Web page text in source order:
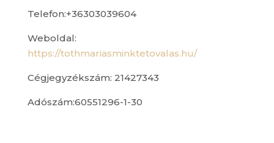
Telefon:+36303039604
Weboldal:
https://tothmariasminktetovalas.hu/
Cégjegyzékszám: 21427343
Adószám:60551296-1-30